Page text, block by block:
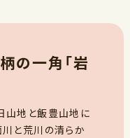
の一角「岩
山地と飯豊山地に
と荒川の清らか